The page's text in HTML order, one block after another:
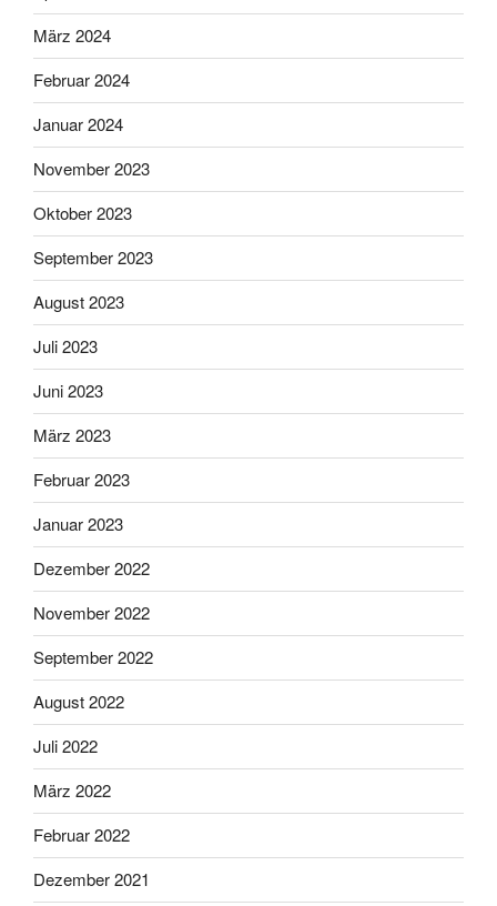
März 2024
Februar 2024
Januar 2024
November 2023
Oktober 2023
September 2023
August 2023
Juli 2023
Juni 2023
März 2023
Februar 2023
Januar 2023
Dezember 2022
November 2022
September 2022
August 2022
Juli 2022
März 2022
Februar 2022
Dezember 2021